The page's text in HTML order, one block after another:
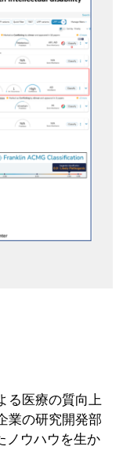
る医療の質向上
業の研究開発部
ノウハウを生か